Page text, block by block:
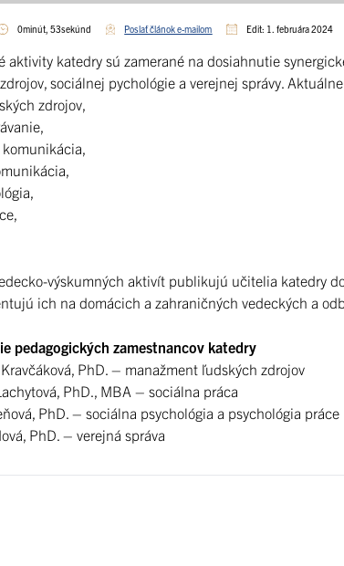
0minút, 53sekúnd Poslať článok e-mailom Edit: 1. februára 2024
aktivity katedry sú zamerané na dosiahnutie
sociálnej pychológie a verejnej správy.
zdrojov,
výskumných aktivít publikujú učitelia katedry
ich na domácich a zahraničných vedeckých a
pedagogických zamestnancov katedry
PhD. – manažment ľudských zdrojov
PhD., MBA – sociálna práca
PhD. – sociálna psychológia a psychológia práce
PhD. – verejná správa